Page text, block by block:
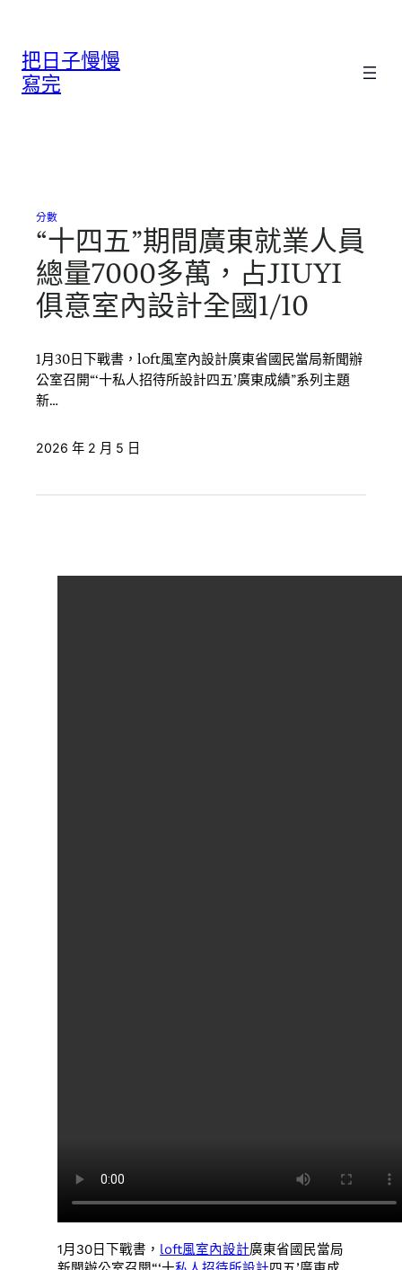
把日子慢慢
寫完
分數
“十四五”期間廣東就業人員
總量7000多萬，占JIUYI
俱意室內設計全國1/10
1月30日下戰書，loft風室內設計廣東省國民當局新聞辦
公室召開“‘十私人招待所設計四五’廣東成績”系列主題
新…
2026 年 2 月 5 日
1月30日下戰書， loft風室內設計廣東省國民當局